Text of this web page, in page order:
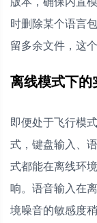
时删除某个语言
留多余文件，这
离线模式下
即便处于飞行模
式，键盘输入、
式都能在离线环
响。语音输入在
境噪音的敏感度